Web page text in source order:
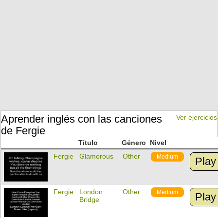
Ver ejercicios
Aprender inglés con las canciones
de Fergie
Título Género
Nivel
Fergie
Glamorous Other Medium Play
Fergie
London
Bridge
Other Medium Play